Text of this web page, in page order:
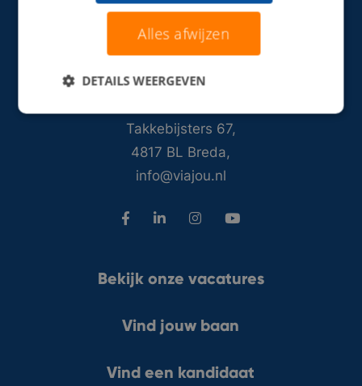
Takkebijsters 67,
4817 BL Breda,
info@viajou.nl
Bekijk onze vacatures
Vind jouw baan
Vind een kandidaat
Alles afwijzen
DETAILS WEERGEVEN